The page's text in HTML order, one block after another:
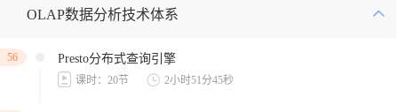
OLAP数据分析技术体系
56 Presto分布式查询引擎
课时：20节 2小时51分45秒